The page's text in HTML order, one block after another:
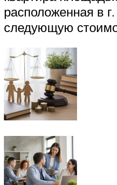
расположенная в
следующую